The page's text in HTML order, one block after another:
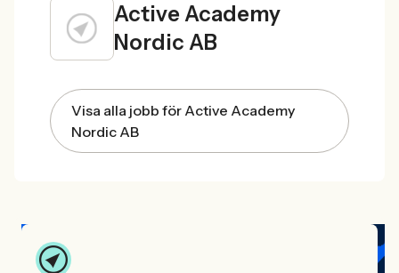
Active Academy
Nordic AB
Visa alla jobb för Active Academy
Nordic AB